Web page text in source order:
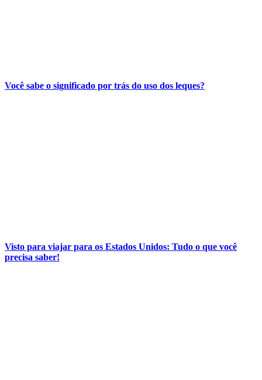
Você sabe o significado por trás do uso dos leques?
Visto para viajar para os Estados Unidos: Tudo o que você
precisa saber!